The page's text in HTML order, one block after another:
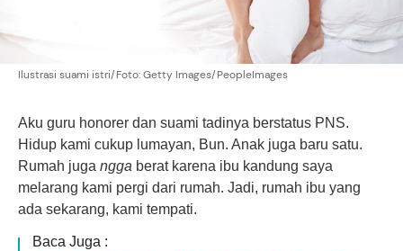
Ilustrasi suami istri/Foto: Getty Images/PeopleImages
Aku guru honorer dan suami tadinya berstatus PNS.
Hidup kami cukup lumayan, Bun. Anak juga baru satu.
Rumah juga ngga berat karena ibu kandung saya
melarang kami pergi dari rumah. Jadi, rumah ibu yang
ada sekarang, kami tempati.
Baca Juga :